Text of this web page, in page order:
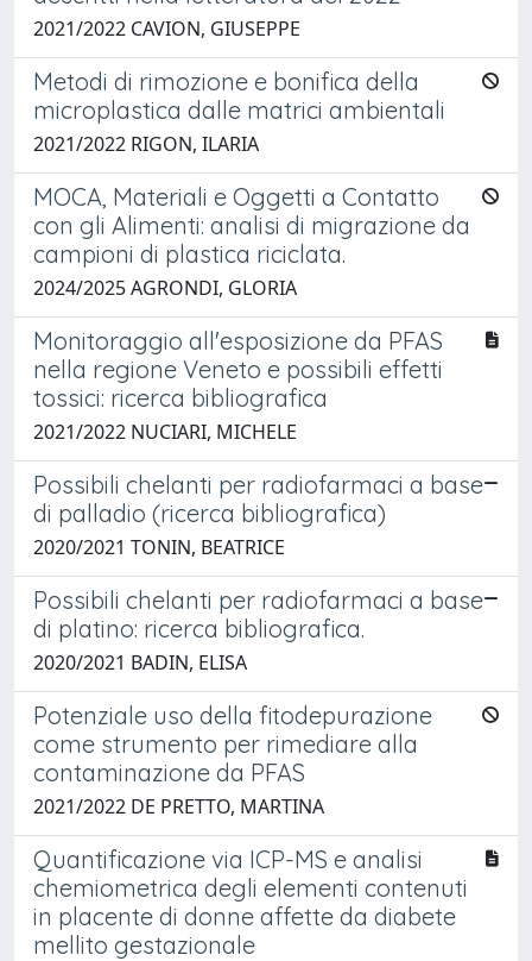
2021/2022 CAVION, GIUSEPPE
Metodi di rimozione e bonifica della
microplastica dalle matrici ambientali
2021/2022 RIGON, ILARIA
MOCA, Materiali e Oggetti a Contatto
con gli Alimenti: analisi di migrazione da
campioni di plastica riciclata.
2024/2025 AGRONDI, GLORIA
Monitoraggio all'esposizione da PFAS
nella regione Veneto e possibili effetti
tossici: ricerca bibliografica
2021/2022 NUCIARI, MICHELE
Possibili chelanti per radiofarmaci a base
di palladio (ricerca bibliografica)
2020/2021 TONIN, BEATRICE
Possibili chelanti per radiofarmaci a base
di platino: ricerca bibliografica.
2020/2021 BADIN, ELISA
Potenziale uso della fitodepurazione
come strumento per rimediare alla
contaminazione da PFAS
2021/2022 DE PRETTO, MARTINA
Quantificazione via ICP-MS e analisi
chemiometrica degli elementi contenuti
in placente di donne affette da diabete
mellito gestazionale